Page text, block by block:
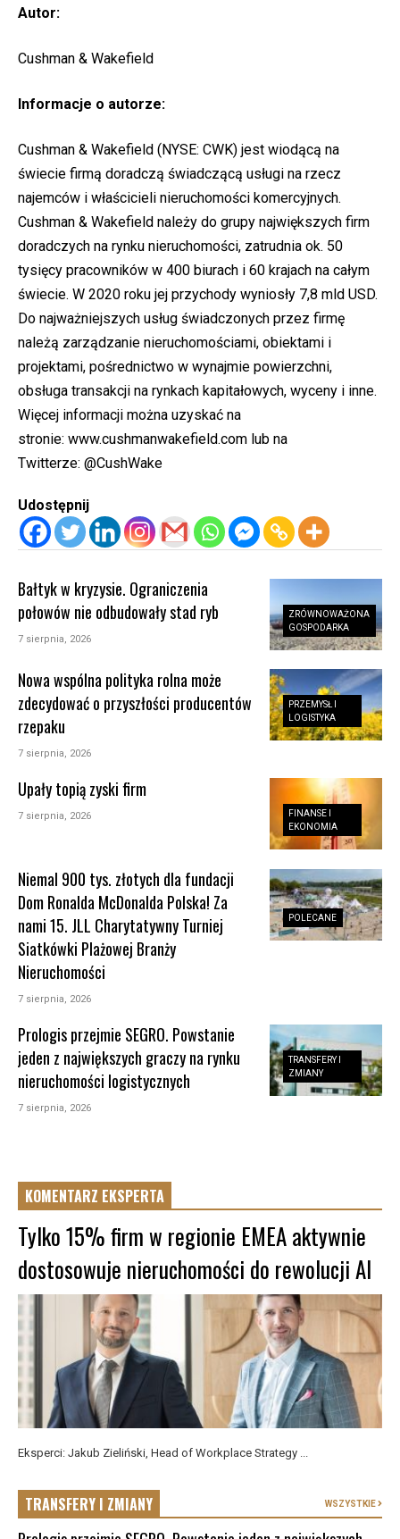
Autor:
Cushman & Wakefield
Informacje o autorze:
Cushman & Wakefield (NYSE: CWK) jest wiodącą na
świecie firmą doradczą świadczącą usługi na rzecz
najemców i właścicieli nieruchomości komercyjnych.
Cushman & Wakefield należy do grupy największych firm
doradczych na rynku nieruchomości, zatrudnia ok. 50
tysięcy pracowników w 400 biurach i 60 krajach na całym
świecie. W 2020 roku jej przychody wyniosły 7,8 mld USD.
Do najważniejszych usług świadczonych przez firmę
należą zarządzanie nieruchomościami, obiektami i
projektami, pośrednictwo w wynajmie powierzchni,
obsługa transakcji na rynkach kapitałowych, wyceny i inne.
Więcej informacji można uzyskać na
stronie: www.cushmanwakefield.com lub na
Twitterze: @CushWake
Udostępnij
ZRÓWNOWAŻONA
GOSPODARKA
Bałtyk w kryzysie. Ograniczenia
połowów nie odbudowały stad ryb
7 sierpnia, 2026
PRZEMYSŁ I
LOGISTYKA
Nowa wspólna polityka rolna może
zdecydować o przyszłości producentów
rzepaku
7 sierpnia, 2026
FINANSE I
EKONOMIA
Upały topią zyski firm
7 sierpnia, 2026
POLECANE
Niemal 900 tys. złotych dla fundacji
Dom Ronalda McDonalda Polska! Za
nami 15. JLL Charytatywny Turniej
Siatkówki Plażowej Branży
Nieruchomości
7 sierpnia, 2026
TRANSFERY I
ZMIANY
Prologis przejmie SEGRO. Powstanie
jeden z największych graczy na rynku
nieruchomości logistycznych
7 sierpnia, 2026
KOMENTARZ EKSPERTA
Tylko 15% firm w regionie EMEA aktywnie
dostosowuje nieruchomości do rewolucji AI
Eksperci: Jakub Zieliński, Head of Workplace Strategy ...
TRANSFERY I ZMIANY WSZYSTKIE